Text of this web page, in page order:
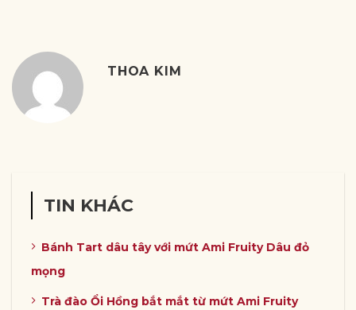
THOA KIM
TIN KHÁC
Bánh Tart dâu tây với mứt Ami Fruity Dâu đỏ
mọng
Trà đào Ổi Hồng bắt mắt từ mứt Ami Fruity